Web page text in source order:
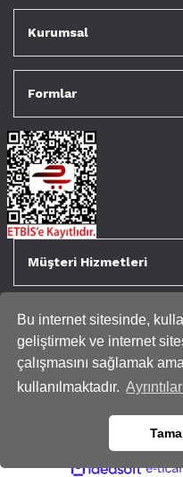
Bu internet sitesinde,
geliştirmek ve internet
çalışmasını sağlamak
kullanılmaktadır.
Kurumsal
Formlar
Müşteri Hizmetleri
Tüm kredi kartı bilgileriniz
Genispencere.com Tüm Hakları
ideasoft